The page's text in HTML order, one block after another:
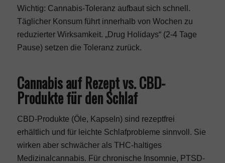
Wichtig: Cannabis-Toleranz aufbaut sich schnell.
Täglicher Konsum führt innerhalb von Wochen zu
reduzierter Wirksamkeit. „Drug Holidays“ (2-4 Tage
Pause) setzen die Toleranz zurück.
Cannabis auf Rezept vs. CBD-
Produkte für den Schlaf
CBD-Produkte (Öle, Kapseln) sind rezeptfrei
erhältlich und für leichte Schlafprobleme sinnvoll. Sie
wirken aber schwächer als THC-haltiges
Medizinalcannabis. Für chronische Insomnie, PTSD-